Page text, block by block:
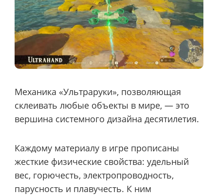
Механика «Ультраруки», позволяющая
склеивать любые объекты в мире, — это
вершина системного дизайна десятилетия.
Каждому материалу в игре прописаны
жесткие физические свойства: удельный
вес, горючесть, электропроводность,
парусность и плавучесть. К ним